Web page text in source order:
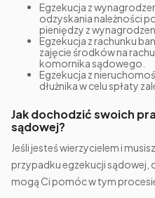
Egzekucja z
odzyskania należności
pieniędzy z
Egzekucja z rachunku
zajęcie środków na
komornika sądowego.
Egzekucja z
dłużnika w celu spłaty
Jak dochodzić swoich
sądowej?
Jeśli jesteś wierzycielem i
przypadku egzekucji
mogą Ci pomóc w tym